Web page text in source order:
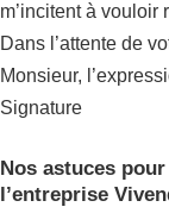
m’incitent à vouloir
Dans l’attente de
Monsieur,
Signature
Nos astuces
l’entreprise